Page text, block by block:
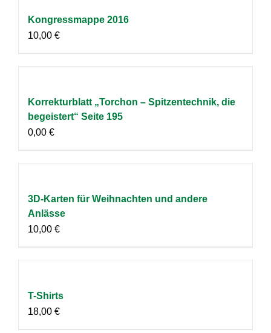
Kongressmappe 2016
10,00 €
Korrekturblatt „Torchon – Spitzentechnik, die
begeistert“ Seite 195
0,00 €
3D-Karten für Weihnachten und andere
Anlässe
10,00 €
T-Shirts
18,00 €